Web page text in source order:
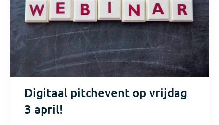
Digitaal pitchevent op vrijdag
3 april!